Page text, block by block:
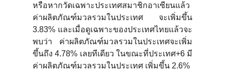
หรือหากวัดเฉพาะประเทศสมาชิกอาเซียนแล้ว
ค่าผลิตภัณฑ์มวลรวมในประเทศ จะเพิ่มขึ้น
3.83% และเมื่อดูเฉพาะของประเทศไทยแล้วจะ
พบว่า ค่าผลิตภัณฑ์มวลรวมในประเทศจะเพิ่ม
ขึ้นถึง 4.78% เลยทีเดียว ในขณะที่ประเทศ+6 มี
ค่าผลิตภัณฑ์มวลรวมในประเทศ เพิ่มขึ้น 2.6%